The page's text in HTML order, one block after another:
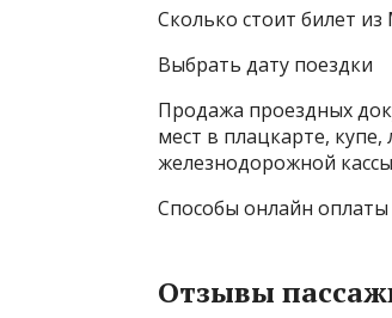
Сколько стоит билет
Выбрать дату поездки
Продажа проездных
мест в плацкарте,
железнодорожной
Способы онлайн оплаты
Отзывы